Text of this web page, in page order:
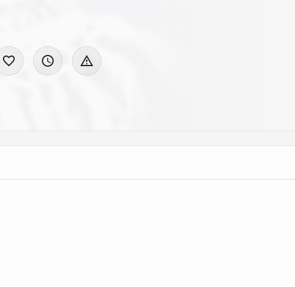
小叶联系到公安机关的干警，深入了解行事案件的量刑制度，并不
内心多年来一直为当初的举动后悔自责，长期的逃逸、居无定所已让
和小叶从此身处大墙内外，但小叶经常会到狱中探望他，陈伟航对
的祝福和努力的改造才是对朋友最好的回报。 相关新闻：《三度空
现的杨若兮一改往日的清纯形象，将以前卫、潮流的感觉示人。服装